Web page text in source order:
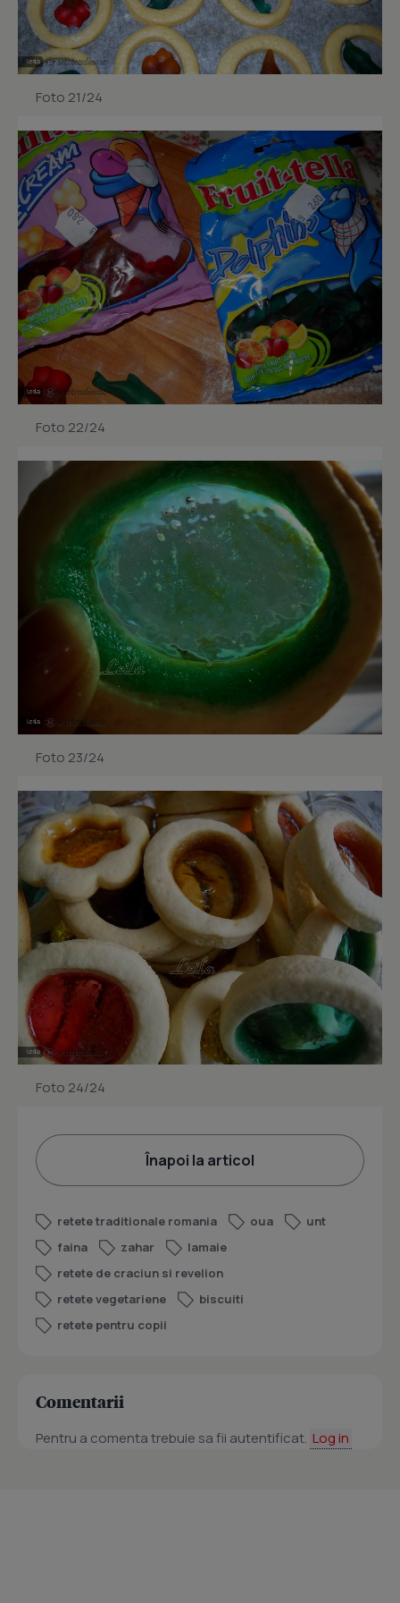
Foto 21/24
Foto 22/24
Foto 23/24
Foto 24/24
Înapoi la articol
retete traditionale romania oua
unt
faina
zahar
lamaie
retete de craciun si revelion
retete vegetariene
biscuiti
retete pentru copii
Comentarii
Pentru a comenta trebuie sa fii autentificat. Log in